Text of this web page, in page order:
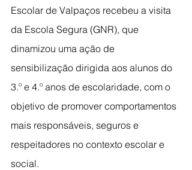
Escolar de Valpaços recebeu a visita
da Escola Segura (GNR), que
dinamizou uma ação de
sensibilização dirigida aos alunos do
3.º e 4.º anos de escolaridade, com o
objetivo de promover comportamentos
mais responsáveis, seguros e
respeitadores no contexto escolar e
social.